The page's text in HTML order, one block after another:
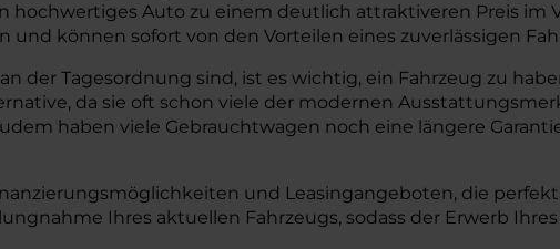
Auto zu einem deutlich attraktiveren Preis im
können sofort von den Vorteilen eines zuverlässigen
der Tagesordnung sind, ist es wichtig, ein Fahrzeug zu
da sie oft schon viele der modernen
haben viele Gebrauchtwagen noch eine längere
und Leasingangeboten, die
Ihres aktuellen Fahrzeugs, sodass der Erwerb